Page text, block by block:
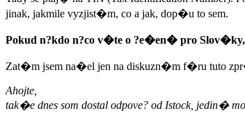
jinak, jakmile vyzjist�m, co a jak, dop�u to sem.
Pokud n?kdo n?co v�te o ?e�en� pro
Zat�m jsem na�el jen na diskuzn�m f�ru tuto
Ahojte,
tak�e dnes som dostal odpove? od Istock, jedin�